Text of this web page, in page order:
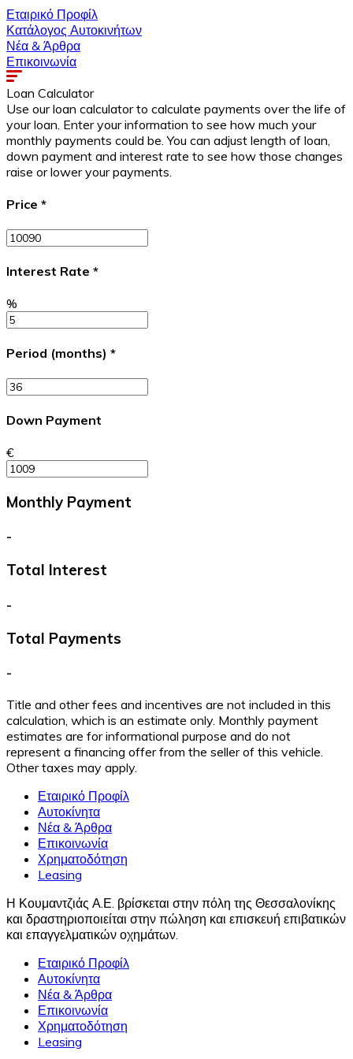
Εταιρικό Προφίλ
Κατάλογος Αυτοκινήτων
Νέα & Άρθρα
Επικοινωνία
Loan Calculator
Use our loan calculator to calculate payments over the life of
your loan. Enter your information to see how much your
monthly payments could be. You can adjust length of loan,
down payment and interest rate to see how those changes
raise or lower your payments.
Price *
Interest Rate *
%
Period (months) *
Down Payment
€
Monthly Payment
-
Total Interest
-
Total Payments
-
Title and other fees and incentives are not included in this
calculation, which is an estimate only. Monthly payment
estimates are for informational purpose and do not
represent a financing offer from the seller of this vehicle.
Other taxes may apply.
Εταιρικό Προφίλ
Αυτοκίνητα
Νέα & Άρθρα
Επικοινωνία
Χρηματοδότηση
Leasing
Η Κουμαντζιάς Α.Ε. βρίσκεται στην πόλη της Θεσσαλονίκης
και δραστηριοποιείται στην πώληση και επισκευή επιβατικών
και επαγγελματικών οχημάτων.
Εταιρικό Προφίλ
Αυτοκίνητα
Νέα & Άρθρα
Επικοινωνία
Χρηματοδότηση
Leasing